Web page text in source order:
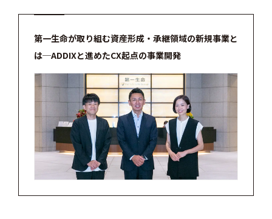
第一生命が取り組む資産形成・承継領域の新規事業と
は─ADDIXと進めたCX起点の事業開発